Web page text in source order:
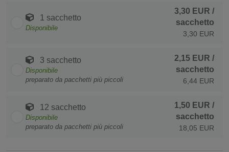
1 sacchetto
Disponibile
3,30 EUR /
sacchetto
3,30 EUR
3 sacchetto
Disponibile
preparato da pacchetti più piccoli
2,15 EUR /
sacchetto
6,44 EUR
12 sacchetto
Disponibile
preparato da pacchetti più piccoli
1,50 EUR /
sacchetto
18,05 EUR